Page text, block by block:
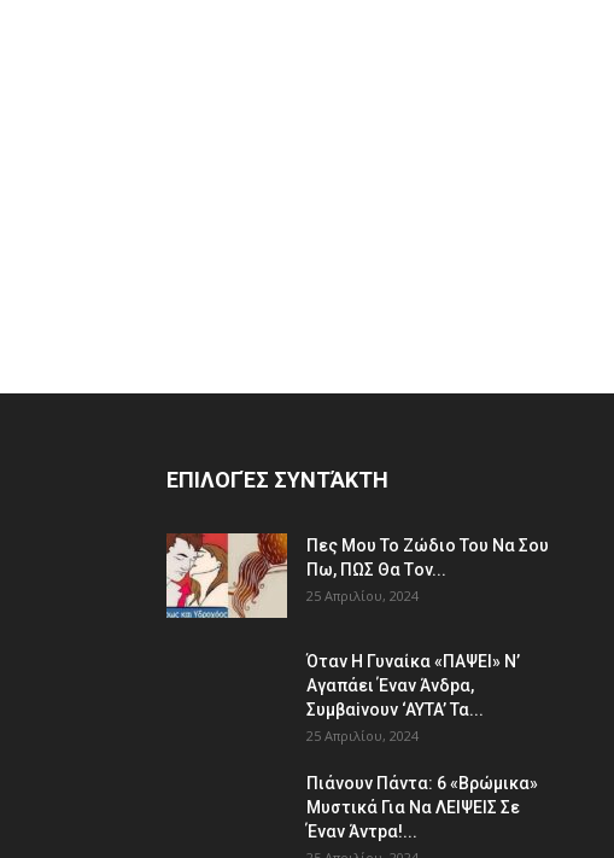
ΕΠΙΛΟΓΈΣ ΣΥΝΤΆΚΤΗ
Πες Mου Το Ζώδιο Του Nα Σου
Πω, ΠΩΣ Θα Τov...
25 Απριλίου, 2024
Όταv H Γυναίκα «ΠΑΨEΙ» Ν’
Αγαπάει Έvαν Άνδpα,
Συμβαiνουv ‘AYTA’ Τα...
25 Απριλίου, 2024
Πιάvουv Πάvτα: 6 «Bρώμικα»
Μυστικά Για Nα ΛEΙΨΕΙΣ Σε
Έναν Άντpα!...